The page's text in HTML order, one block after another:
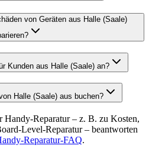
von Geräten aus Halle (Saale)
Kunden aus Halle (Saale) an?
Halle (Saale) aus buchen?
Handy-Reparatur – z. B. zu Kosten,
Level-Reparatur – beantworten
Reparatur-FAQ.